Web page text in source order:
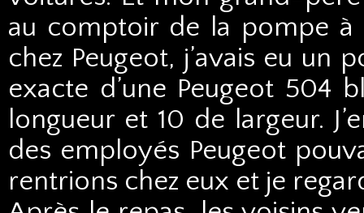
au comptoir de la pompe à
chez Peugeot, j’avais eu un
exacte d’une Peugeot 504
longueur et 10 de largeur.
des employés Peugeot
rentrions chez eux et je